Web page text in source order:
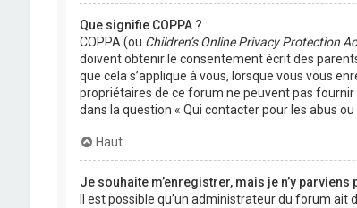
Que signifie COPPA ?
COPPA (ou Children’s Online Privacy Protection
doivent obtenir le consentement écrit des
que cela s’applique à vous, lorsque vous vous
propriétaires de ce forum ne peuvent pas
dans la question « Qui contacter pour les abus
Haut
Je souhaite m’enregistrer, mais je n’y parviens
Il est possible qu’un administrateur du forum